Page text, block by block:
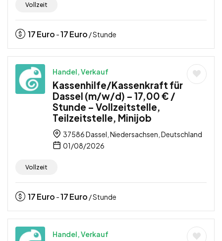
Vollzeit
17Euro -17Euro / Stunde
Handel, Verkauf
Kassenhilfe/Kassenkraft für
Dassel (m/w/d) – 17,00 € /
Stunde – Vollzeitstelle,
Teilzeitstelle, Minijob
37586 Dassel, Niedersachsen, Deutschland
01/08/2026
Vollzeit
17Euro -17Euro / Stunde
Handel, Verkauf